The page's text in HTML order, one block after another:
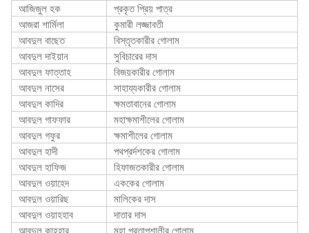
আজিজুল হক
প্রকৃত প্রিয় পাত্র
আজরা শার্মিলা
কুমারী লজ্জাবতী
আবদুল বাছেত
বিস্তৃতকারীর গোলাম
আবদুল দাইয়ান
সুবিচারের দাস
আবদুল ফাত্তাহ
বিজয়কারীর গোলাম
আবদুল নাসের
সাহায্যকারীর গোলাম
আবদুল কাদির
ক্ষমতাবানের গোলাম
আবদুল গাফফার
মহাক্ষমাশীলের গোলাম
আবদুল গফুর
ক্ষমাশীলের গোলাম
আবদুল হাদী
পথপ্রর্দশকের গোলাম
আবদুল হাফিজ
হিফাজতকারীর গোলাম
আবদুল ওয়াহেদ
এককের গোলাম
আবদুল ওয়ারিছ
মালিকের দাস
আবদুল ওয়াহহাব
দাতার দাস
আবদুল কাহহার
মহা প্রতাপশালীর গোলাম